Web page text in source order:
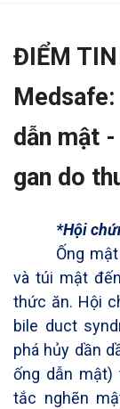
ĐIỂM TIN
dẫn mật
gan do
*Hội
Ống
và túi mật
thức ăn. Hội
bile duct
phá hủy dần
ống dẫn mật)
tắc nghẽn